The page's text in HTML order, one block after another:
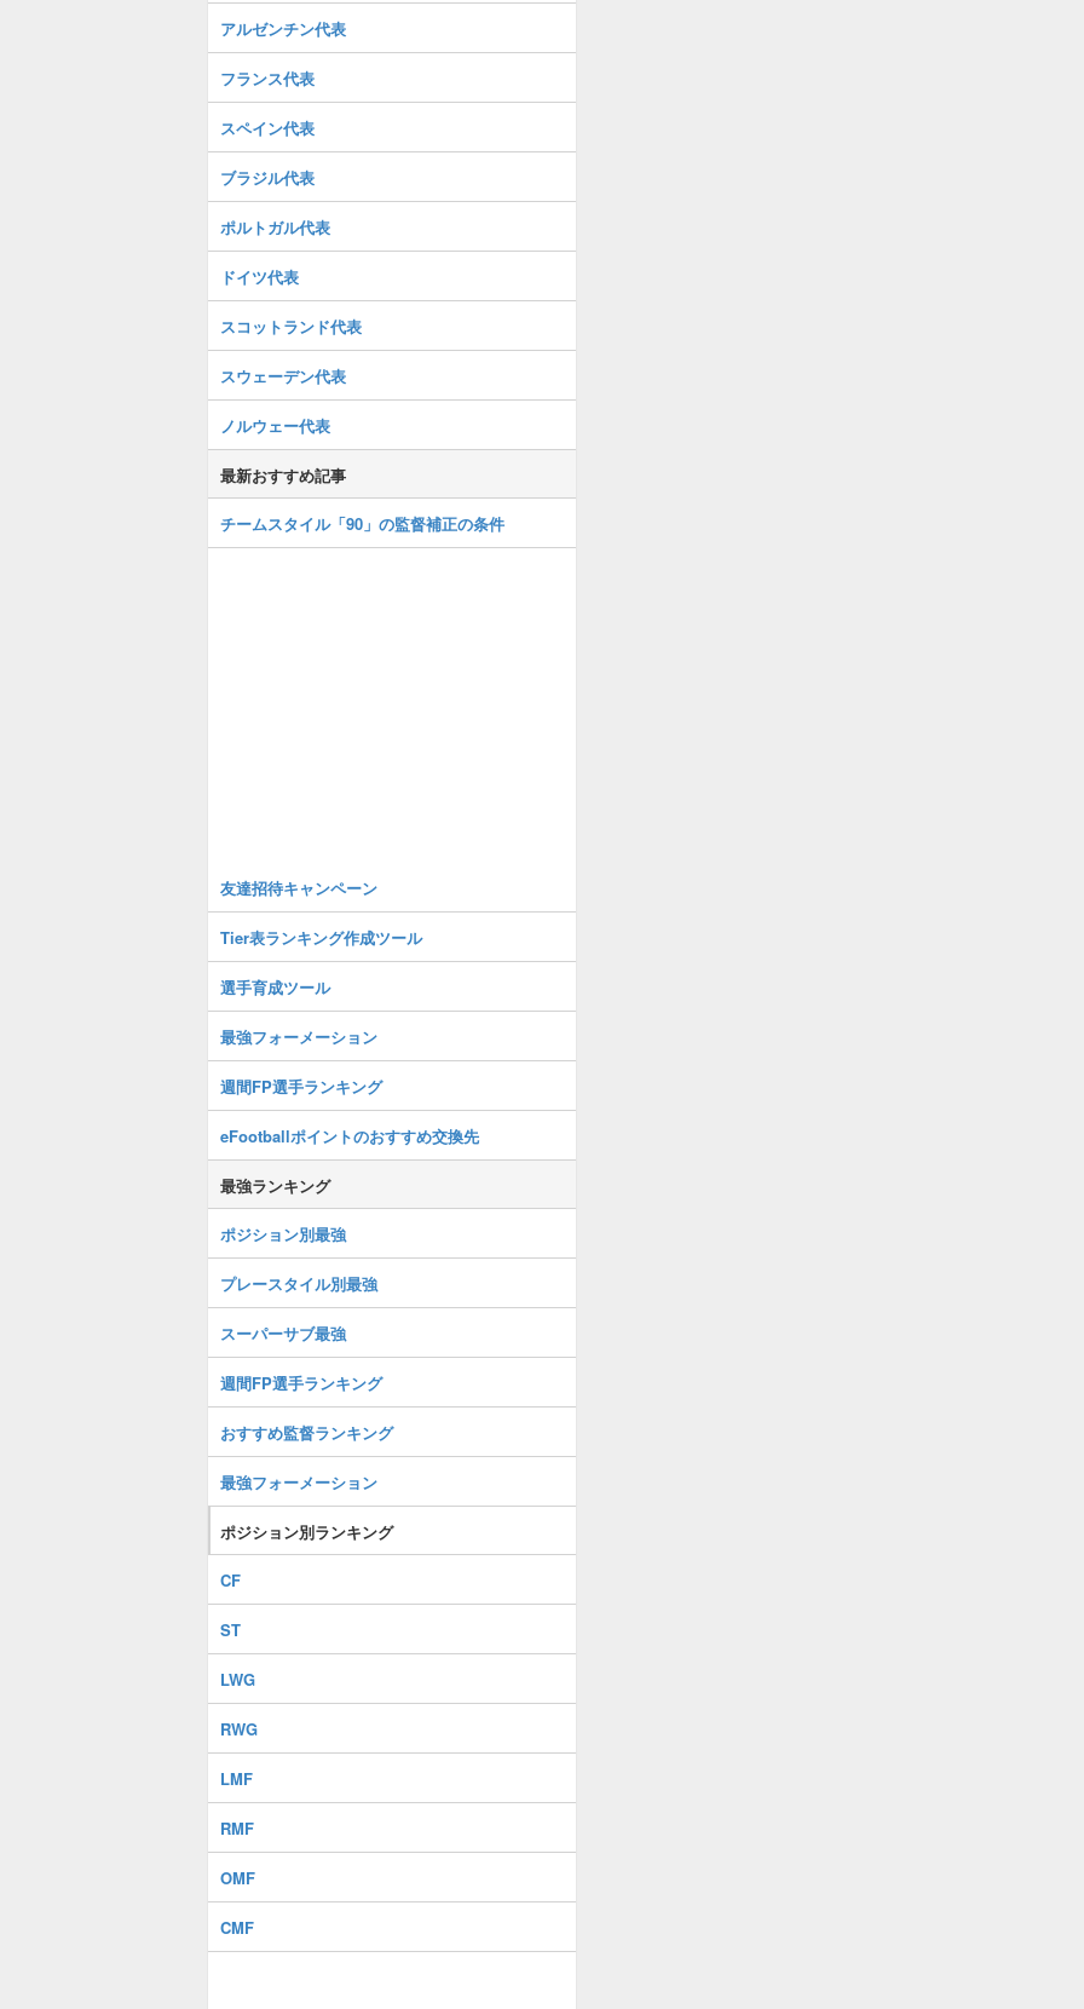
アルゼンチン代表
フランス代表
スペイン代表
ブラジル代表
ポルトガル代表
ドイツ代表
スコットランド代表
スウェーデン代表
ノルウェー代表
最新おすすめ記事
チームスタイル「90」の監督補正の条件
友達招待キャンペーン
Tier表ランキング作成ツール
選手育成ツール
最強フォーメーション
週間FP選手ランキング
eFootballポイントのおすすめ交換先
最強ランキング
ポジション別最強
プレースタイル別最強
スーパーサブ最強
週間FP選手ランキング
おすすめ監督ランキング
最強フォーメーション
ポジション別ランキング
CF
ST
LWG
RWG
LMF
RMF
OMF
CMF